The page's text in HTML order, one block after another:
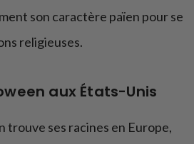
son caractère païen pour se
religieuses.
aux États-Unis
trouve ses racines en Europe,